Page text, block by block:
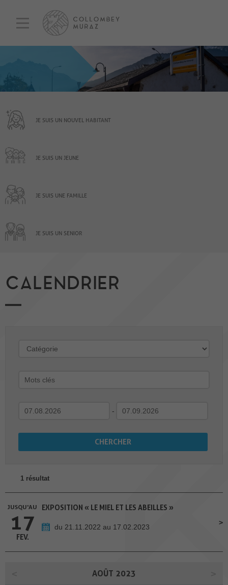
JE SUIS UN NOUVEL HABITANT
JE SUIS UN JEUNE
JE SUIS UNE FAMILLE
JE SUIS UN SENIOR
CALENDRIER
-
1 résultat
JUSQU'AU
17
FEV.
EXPOSITION « LE MIEL ET LES ABEILLES »
du 21.11.2022 au 17.02.2023
AOÛT 2023